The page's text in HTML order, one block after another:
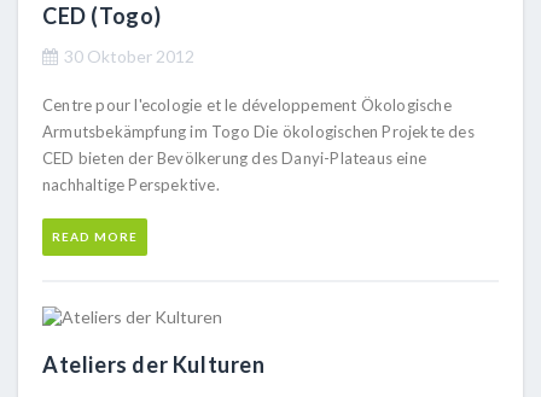
CED (Togo)
30 Oktober 2012
Centre pour l'ecologie et le développement Ökologische
Armutsbekämpfung im Togo Die ökologischen Projekte des
CED bieten der Bevölkerung des Danyi-Plateaus eine
nachhaltige Perspektive.
READ MORE
Ateliers der Kulturen